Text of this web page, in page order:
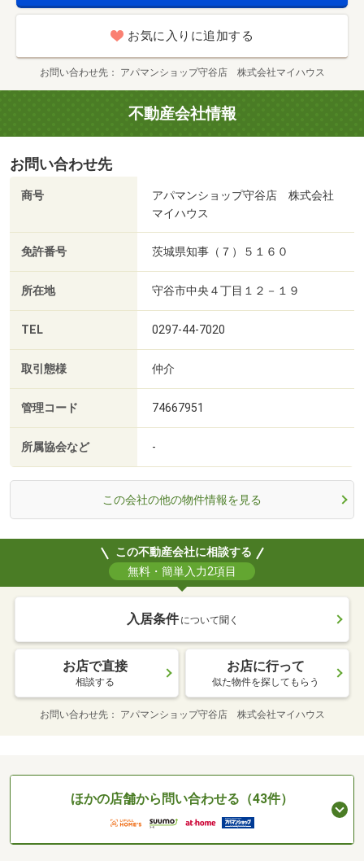
社） 首都圏不動産公正取引協議会加盟
お気に入りに追加する
お問い合わせ先 アパマンショップ守谷店 株式会社マイハウス
不動産会社情報
お問い合わせ先
商号
アパマンショップ守谷店 株式会社
マイハウス
免許番号 茨城県知事（７）５１６０
所在地 守谷市中央４丁目１２－１９
TEL 0297-44-7020
取引態様 仲介
管理コード 74667951
所属協会など -
この会社の他の物件情報を見る
この不動産会社に相談する
無料・簡単入力2項目
入居条件 について聞く
お店で直接
相談する
お店に行って
似た物件を探してもらう
お問い合わせ先 アパマンショップ守谷店 株式会社マイハウス
ほかの店舗から問い合わせる（43件）